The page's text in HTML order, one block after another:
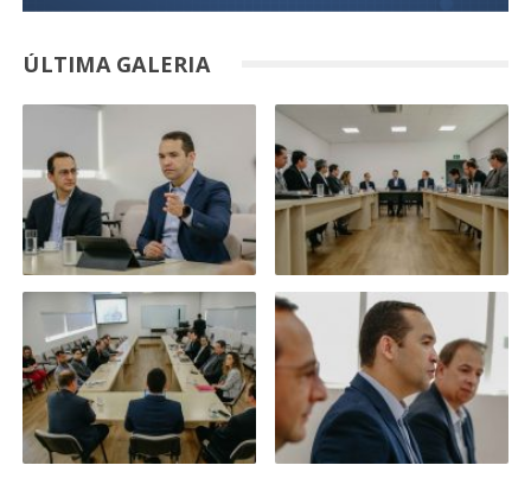
ÚLTIMA GALERIA